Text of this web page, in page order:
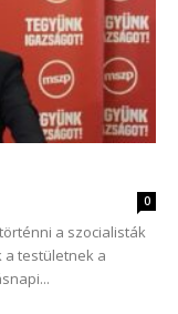
0
a szocialisták
a testületnek a